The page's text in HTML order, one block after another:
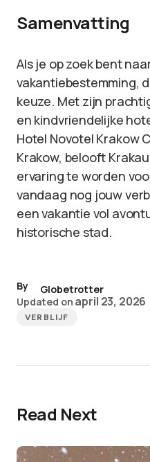
Samenvatting
Als je op zoek bent
vakantiebestemming,
keuze. Met zijn
en kindvriendelijke
Hotel Novotel Krakow
Krakow, belooft
ervaring te worden
vandaag nog jouw
een vakantie vol
historische stad.
By
Globetrotter
Updated on april 23, 2026
VERBLIJF
Read Next